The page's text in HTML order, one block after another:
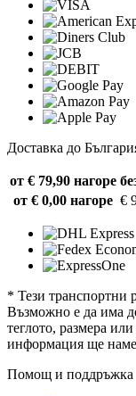
Доставка до
от € 79,90 нагоре
от € 0,00 нагоре €
* Тези транспортни
Възможно е да има
теглото, размера
информация ще
Помощ и поддръжка